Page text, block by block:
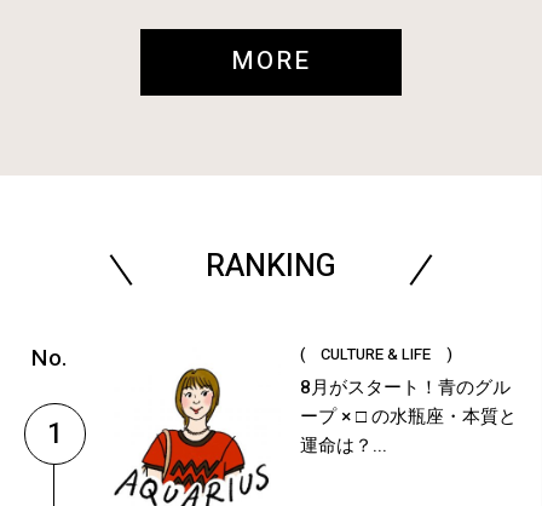
MORE
RANKING
1
( CULTURE & LIFE )
8月がスタート！青のグル
ープ × □ の水瓶座・本質と
運命は？...